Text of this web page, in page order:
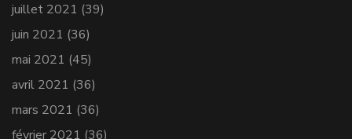
juillet 2021 (39)
juin 2021 (36)
mai 2021 (45)
avril 2021 (36)
mars 2021 (36)
février 2021 (36)